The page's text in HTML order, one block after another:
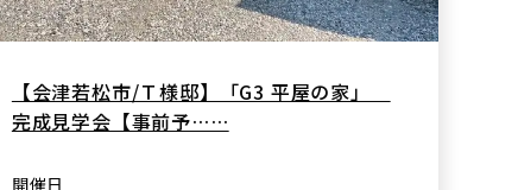
【会津若松市/Ｔ様邸】「G3 平屋の家」
完成見学会【事前予……
開催日